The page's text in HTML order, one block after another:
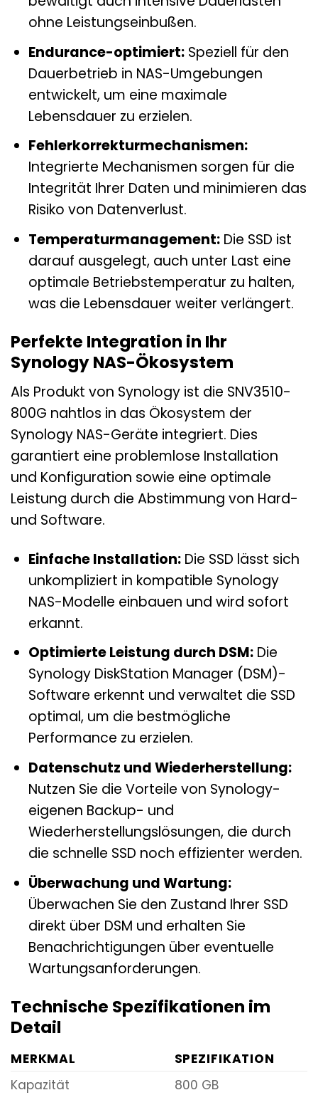
ohne Leistungseinbußen.
Endurance-optimiert:Speziell für den
Dauerbetrieb in NAS-Umgebungen
entwickelt, um eine maximale
Lebensdauer zu erzielen.
Fehlerkorrekturmechanismen:
Integrierte Mechanismen sorgen für die
Integrität Ihrer Daten und minimieren das
Risiko von Datenverlust.
Temperaturmanagement:Die SSD ist
darauf ausgelegt, auch unter Last eine
optimale Betriebstemperatur zu halten,
was die Lebensdauer weiter verlängert.
Perfekte Integration in Ihr
Synology NAS-Ökosystem
Als Produkt von Synology ist die SNV3510-
800G nahtlos in das Ökosystem der
Synology NAS-Geräte integriert. Dies
garantiert eine problemlose Installation
und Konfiguration sowie eine optimale
Leistung durch die Abstimmung von Hard-
und Software.
Einfache Installation:Die SSD lässt sich
unkompliziert in kompatible Synology
NAS-Modelle einbauen und wird sofort
erkannt.
Optimierte Leistung durch DSM:Die
Synology DiskStation Manager (DSM)-
Software erkennt und verwaltet die SSD
optimal, um die bestmögliche
Performance zu erzielen.
Datenschutz und Wiederherstellung:
Nutzen Sie die Vorteile von Synology-
eigenen Backup- und
Wiederherstellungslösungen, die durch
die schnelle SSD noch effizienter werden.
Überwachung und Wartung:
Überwachen Sie den Zustand Ihrer SSD
direkt über DSM und erhalten Sie
Benachrichtigungen über eventuelle
Wartungsanforderungen.
Technische Spezifikationen im
Detail
MERKMAL
SPEZIFIKATION
Kapazität
800 GB